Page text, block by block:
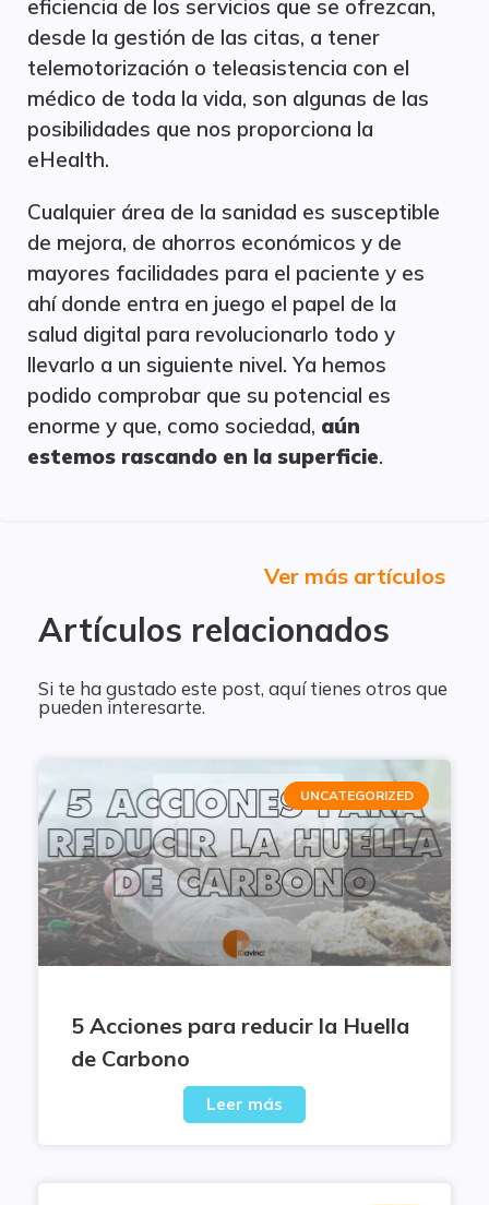
eficiencia de los servicios que se ofrezcan,
desde la gestión de las citas, a tener
telemotorización o teleasistencia con el
médico de toda la vida, son algunas de las
posibilidades que nos proporciona la
eHealth.
Cualquier área de la sanidad es susceptible
de mejora, de ahorros económicos y de
mayores facilidades para el paciente y es
ahí donde entra en juego el papel de la
salud digital para revolucionarlo todo y
llevarlo a un siguiente nivel. Ya hemos
podido comprobar que su potencial es
enorme y que, como sociedad, aún
estemos rascando en la superficie.
Artículos relacionados
Ver más artículos
Si te ha gustado este post, aquí tienes otros que
pueden interesarte.
UNCATEGORIZED
5 Acciones para reducir la Huella
de Carbono
Leer más